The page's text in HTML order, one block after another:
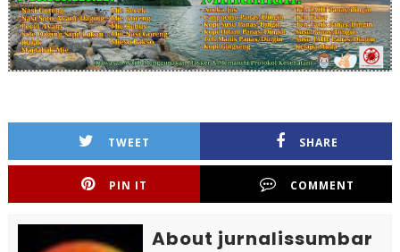
TWEET SHARE
PIN IT COMMENT
About jurnalissumbar